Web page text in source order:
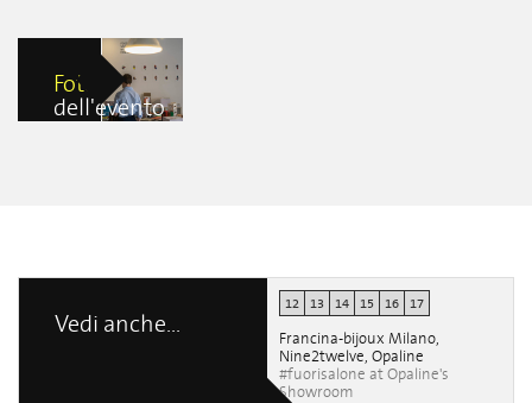
Foto
dell'evento
Vedi anche...
12 13 14 15 16 17
Francina-bijoux Milano,
Nine2twelve, Opaline
#fuorisalone at Opaline's
Showroom